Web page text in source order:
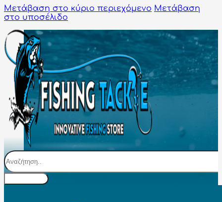
Μετάβαση στο κύριο περιεχόμενο Μετάβαση
στο υποσέλιδο
Αναζήτηση